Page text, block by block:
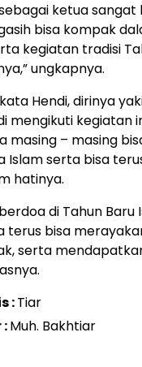
ketua
bisa kompak
kegiatan tradisi
ungkapnya.
Hendi, dirinya
mengikuti kegiatan
masing – masing
Islam serta bisa
hatinya.
di Tahun Baru
terus bisa
serta
:Tiar
:Muh. Bakhtiar